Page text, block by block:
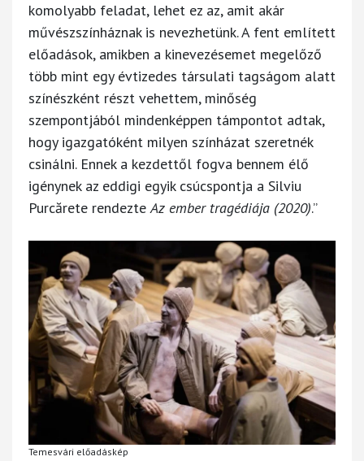
komolyabb feladat, lehet ez az, amit akár
művészszínháznak is nevezhetünk. A fent említett
előadások, amikben a kinevezésemet megelőző
több mint egy évtizedes társulati tagságom alatt
színészként részt vehettem, minőség
szempontjából mindenképpen támpontot adtak,
hogy igazgatóként milyen színházat szeretnék
csinálni. Ennek a kezdettől fogva bennem élő
igénynek az eddigi egyik csúcspontja a Silviu
Purcărete rendezte Az ember tragédiája (2020).”
Temesvári előadáskép